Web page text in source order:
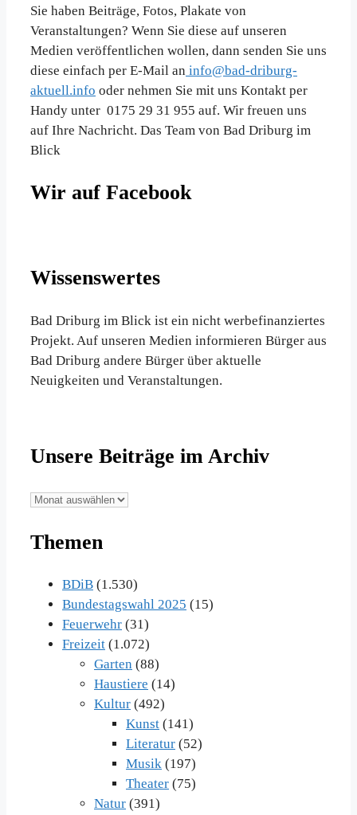
Sie haben Beiträge, Fotos, Plakate von
Veranstaltungen? Wenn Sie diese auf unseren
Medien veröffentlichen wollen, dann senden Sie uns
diese einfach per E-Mail an info@bad-driburg-
aktuell.info oder nehmen Sie mit uns Kontakt per
Handy unter 0175 29 31 955 auf. Wir freuen uns
auf Ihre Nachricht. Das Team von Bad Driburg im
Blick
Wir auf Facebook
Wissenswertes
Bad Driburg im Blick ist ein nicht werbefinanziertes
Projekt. Auf unseren Medien informieren Bürger aus
Bad Driburg andere Bürger über aktuelle
Neuigkeiten und Veranstaltungen.
Unsere Beiträge im Archiv
Unsere
im
Themen
BDiB (1.530)
Bundestagswahl 2025 (15)
Feuerwehr (31)
Freizeit (1.072)
Garten (88)
Haustiere (14)
Kultur (492)
Kunst (141)
Literatur (52)
Musik (197)
Theater (75)
Natur (391)